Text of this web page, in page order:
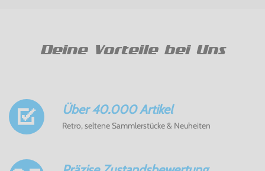
Deine Vorteile bei Uns
Über 40.000 Artikel
Retro, seltene Sammlerstücke & Neuheiten